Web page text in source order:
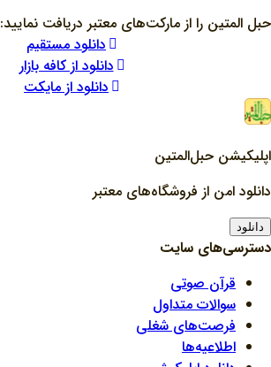
حبل المتین را از مارکت‌های معتبر دریافت نمایید:
دانلود مستقیم
دانلود از کافه بازار
دانلود از مایکت
اپلیکیشن حبل‌المتین
دانلود امن از فروشگاه‌های معتبر
دانلود
دسترسی‌های سایت
قرآن صوتی
سوالات متداول
فرصت‌های شغلی
اطلاعیه‌ها